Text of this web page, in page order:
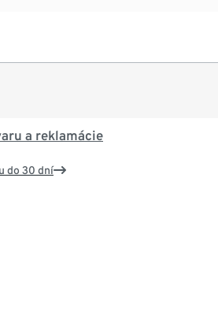
a reklamácie
do 30 dní